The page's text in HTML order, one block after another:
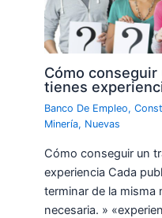
Cómo
tienes
Banco De Empleo,
Minería, Nuevas
Cómo conseguir un
experiencia Cada
terminar de la misma
necesaria. »